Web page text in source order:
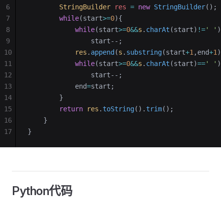
        StringBuilder
res = new StringBuilder();
        while
(start>=0){
            while
(start>=0&&s . charAt (start) !=' ' )
                start--;
            res
. append (s . substring(start+1 ,end+1 )
            while
(start>=0&&s . charAt (start)==' ' )
                start--;
            end
=start;
        }
        return
res .toString().trim();
    }
}
6
7
8
9
10
11
12
13
14
15
16
17
Python代码